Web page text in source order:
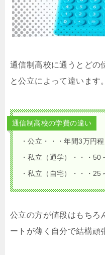
通信制高校に通うとどの
と公立によって違います。
通信制高校の学費の違い
・公立・・・年間3万円
・私立（通学）・・・50
・私立（自宅）・・・25
公立の方が値段はもちろ
ートが薄く自分で結構頑